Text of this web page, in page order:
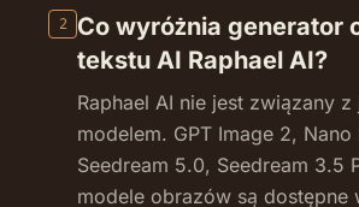
2
Co wyróżnia generator
tekstu AI Raphael AI?
Raphael AI nie jest związany z
modelem. GPT Image 2, Nano
Seedream 5.0, Seedream 3.5
modele obrazów są dostępne